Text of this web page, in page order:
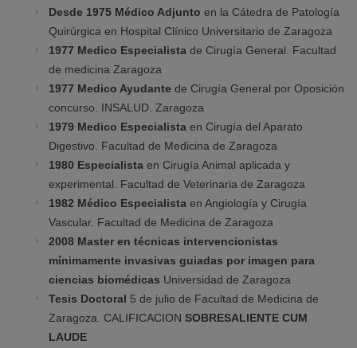
Desde 1975 Médico Adjunto en la Cátedra de Patología
Quirúrgica en Hospital Clínico Universitario de Zaragoza
1977 Medico Especialista de Cirugía General. Facultad
de medicina Zaragoza
1977 Medico Ayudante de Cirugía General por Oposición
concurso. INSALUD. Zaragoza
1979 Medico Especialista en Cirugía del Aparato
Digestivo. Facultad de Medicina de Zaragoza
1980 Especialista en Cirugía Animal aplicada y
experimental. Facultad de Veterinaria de Zaragoza
1982 Médico Especialista en Angiología y Cirugía
Vascular. Facultad de Medicina de Zaragoza
2008 Master en técnicas intervencionistas
mínimamente invasivas guiadas por imagen para
ciencias biomédicas Universidad de Zaragoza
Tesis Doctoral 5 de julio de Facultad de Medicina de
Zaragoza. CALIFICACION SOBRESALIENTE CUM
LAUDE